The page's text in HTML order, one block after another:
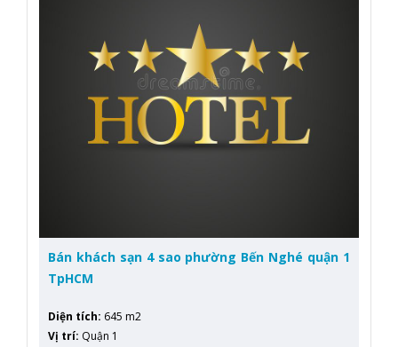
Bán khách sạn 4 sao phường Bến Nghé quận 1
TpHCM
Diện tích: 645 m2
Vị trí: Quận 1